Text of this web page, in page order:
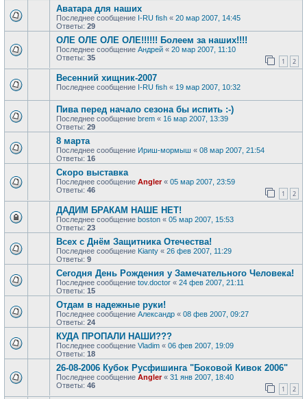
Аватара для наших
Последнее сообщение I-RU fish « 20 мар 2007, 14:45
Ответы: 29
ОЛЕ ОЛЕ ОЛЕ ОЛЕ!!!!!! Болеем за наших!!!!
Последнее сообщение Андрей « 20 мар 2007, 11:10
Ответы: 35 1 2
Весенний хищник-2007
Последнее сообщение I-RU fish « 19 мар 2007, 10:32
Пива перед начало сезона бы испить :-)
Последнее сообщение brem « 16 мар 2007, 13:39
Ответы: 29
8 марта
Последнее сообщение Ириш-мормыш « 08 мар 2007, 21:54
Ответы: 16
Скоро выставка
Последнее сообщение Angler« 05 мар 2007, 23:59
Ответы: 46 1 2
ДАДИМ БРАКАМ НАШЕ НЕТ!
Последнее сообщение boston « 05 мар 2007, 15:53
Ответы: 23
Всех с Днём Защитника Отечества!
Последнее сообщение Kianty « 26 фев 2007, 11:29
Ответы: 9
Сегодня День Рождения у Замечательного Человека!
Последнее сообщение tov.doctor « 24 фев 2007, 21:11
Ответы: 15
Отдам в надежные руки!
Последнее сообщение Александр « 08 фев 2007, 09:27
Ответы: 24
КУДА ПРОПАЛИ НАШИ???
Последнее сообщение Vladim « 06 фев 2007, 19:09
Ответы: 18
26-08-2006 Кубок Русфишинга "Боковой Кивок 2006"
Последнее сообщение Angler« 31 янв 2007, 18:40
Ответы: 46 1 2